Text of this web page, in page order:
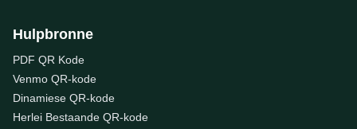
Hulpbronne
PDF QR Kode
Venmo QR-kode
Dinamiese QR-kode
Herlei Bestaande QR-kode